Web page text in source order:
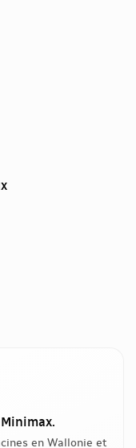
en Wallonie et